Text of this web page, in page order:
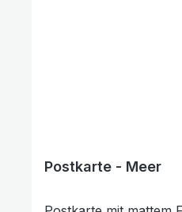
Postkarte - Meer